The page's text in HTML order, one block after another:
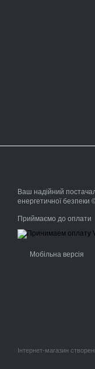
Ваш надійний
енергетичної безпеки
Приймаємо до оплати
Мобільна версія
Інтернет-магазин